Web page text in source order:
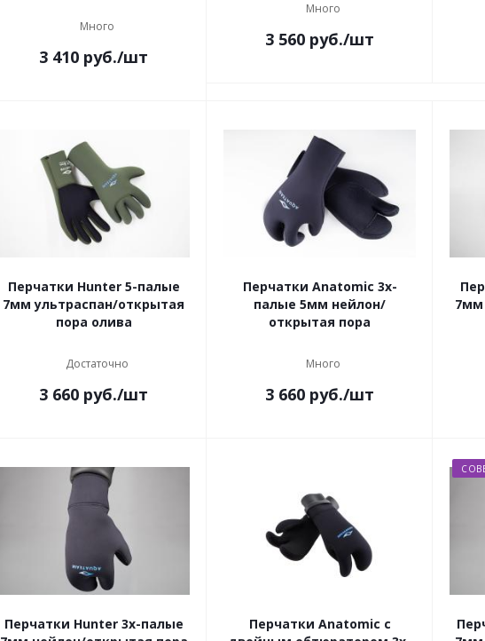
Много
3 410 руб./шт
Много
3 560 руб./шт
Перчатки Hunter 5-палые
7мм ультраспан/открытая
пора олива
Достаточно
3 660 руб./шт
Перчатки Anatomic 3х-
палые 5мм нейлон/
открытая пора
Много
3 660 руб./шт
7мм
Перчатки Hunter 3х-палые
Перчатки Anatomic с